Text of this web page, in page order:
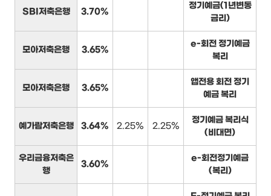
SBI저축은행 3.70%
정기예금(1년변동
금리)
모아저축은행 3.65%
e-회전 정기예금
복리
모아저축은행 3.65%
앱전용 회전 정기
예금 복리
예가람저축은행 3.64% 2.25% 2.25%
정기예금 복리식
(비대면)
우리금융저축은
행
3.60%
e-회전정기예금
(복리)